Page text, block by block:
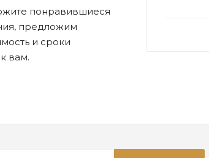
понравившиеся
предложим
и сроки
вам.